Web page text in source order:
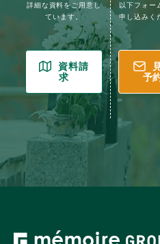
詳細な資料をご用意し
ています。
資料請
求
以下フォー
申し込みく
予